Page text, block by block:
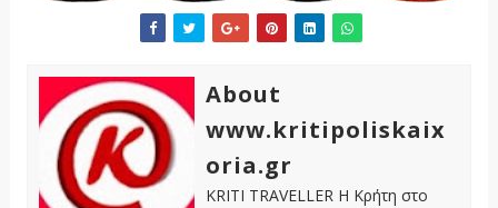
About
www.kritipoliskaix
oria.gr
KRITI TRAVELLER Η Κρήτη στο